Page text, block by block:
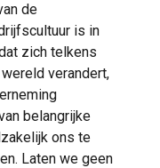
de
is in
zich telkens
verandert,
belangrijke
ons te
Laten we geen